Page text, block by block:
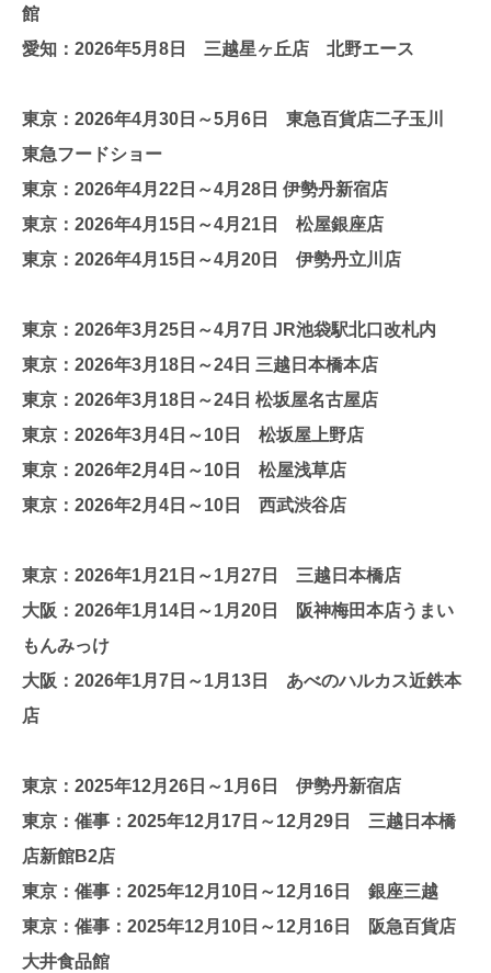
館
愛知：2026年5月8日 三越星ヶ丘店 北野エース
東京：2026年4月30日～5月6日 東急百貨店二子玉川
東急フードショー
東京：2026年4月22日～4月28日 伊勢丹新宿店
東京：2026年4月15日～4月21日 松屋銀座店
東京：2026年4月15日～4月20日 伊勢丹立川店
東京：2026年3月25日～4月7日 JR池袋駅北口改札内
東京：2026年3月18日～24日 三越日本橋本店
東京：2026年3月18日～24日 松坂屋名古屋店
東京：2026年3月4日～10日 松坂屋上野店
東京：2026年2月4日～10日 松屋浅草店
東京：2026年2月4日～10日 西武渋谷店
東京：2026年1月21日～1月27日 三越日本橋店
大阪：2026年1月14日～1月20日 阪神梅田本店うまい
もんみっけ
大阪：2026年1月7日～1月13日 あべのハルカス近鉄本
店
東京：2025年12月26日～1月6日 伊勢丹新宿店
東京：催事：2025年12月17日～12月29日 三越日本橋
店新館B2店
東京：催事：2025年12月10日～12月16日 銀座三越
東京：催事：2025年12月10日～12月16日 阪急百貨店
大井食品館